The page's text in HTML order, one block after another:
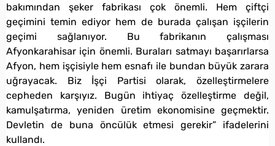
bakımından şeker fabrikası çok önemli. Hem çiftçi
geçimini temin ediyor hem de burada çalışan işçilerin
geçimi sağlanıyor. Bu fabrikanın çalışması
Afyonkarahisar için önemli. Buraları satmayı başarırlarsa
Afyon, hem işçisiyle hem esnafı ile bundan büyük zarara
uğrayacak. Biz İşçi Partisi olarak, özelleştirmelere
cepheden karşıyız. Bugün ihtiyaç özelleştirme değil,
kamulşatırma, yeniden üretim ekonomisine geçmektir.
Devletin de buna öncülük etmesi gerekir” ifadelerini
kullandı.